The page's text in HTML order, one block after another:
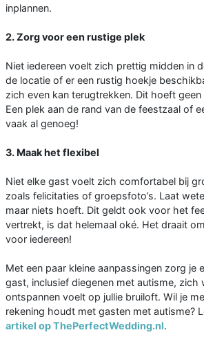
inplannen.
2. Zorg voor een rustige plek
Niet iedereen voelt zich prettig midden in
de locatie of er een rustig hoekje
zich even kan terugtrekken. Dit hoeft
Een plek aan de rand van de feestzaal of
vaak al genoeg!
3. Maak het flexibel
Niet elke gast voelt zich comfortabel bij
zoals felicitaties of groepsfoto’s. Laat
maar niets hoeft. Dit geldt ook voor het
vertrekt, is dat helemaal oké. Het draait
voor iedereen!
Met een paar kleine aanpassingen zorg je
gast, inclusief diegenen met autisme, zich
ontspannen voelt op jullie bruiloft. Wil je
rekening houdt met gasten met autisme?
artikel op ThePerfectWedding.nl.